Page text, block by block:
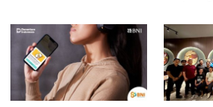
KEBANGSAAN
Kayong